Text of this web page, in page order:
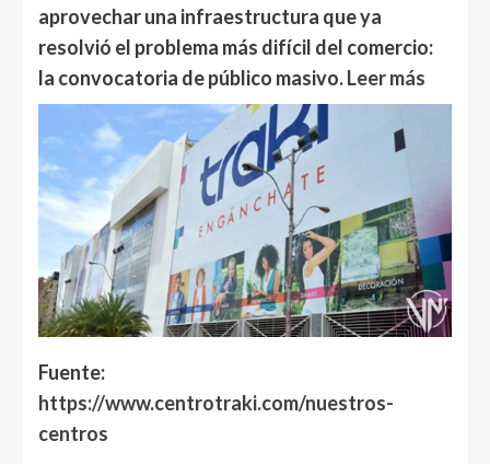
aprovechar una infraestructura que ya
resolvió el problema más difícil del comercio:
la convocatoria de público masivo.Leer más
Fuente:
https://www.centrotraki.com/nuestros-
centros